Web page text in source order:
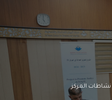
نشاطات المركز